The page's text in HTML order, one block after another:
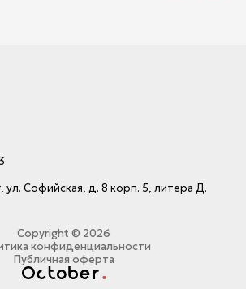
ул. Софийская, д. 8 корп. 5, литера Д.
Copyright © 2026
конфиденциальности
Публичная оферта